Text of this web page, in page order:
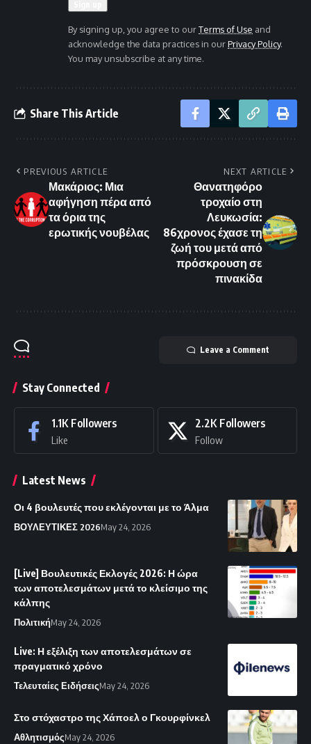
By signing up, you agree to ourTerms of Use and
acknowledge the data practices in ourPrivacy Policy.
You may unsubscribe at any time.
Share This Article
PREVIOUS ARTICLE
Μακάριος: Μια
αφήγηση πέρα από
τα όρια της
ερωτικής νουβέλας
NEXT ARTICLE
Θανατηφόρο
τροχαίο στη
Λευκωσία:
86χρονος έχασε τη
ζωή του μετά από
πρόσκρουση σε
πινακίδα
Leave a Comment
Stay Connected
1.1K Followers
Like
2.2K Followers
Follow
Latest News
Οι 4 βουλευτές που εκλέγονται με το Άλμα
ΒΟΥΛΕΥΤΙΚΕΣ 2026May 24, 2026
[Live] Βουλευτικές Εκλογές 2026: Η ώρα
των αποτελεσμάτων μετά το κλείσιμο της
κάλπης
ΠολιτικήMay 24, 2026
Live: Η εξέλιξη των αποτελεσμάτων σε
πραγματικό χρόνο
Τελευταίες ΕιδήσειςMay 24, 2026
Στο στόχαστρο της Χάποελ ο Γκουρφίνκελ
ΑθλητισμόςMay 24, 2026